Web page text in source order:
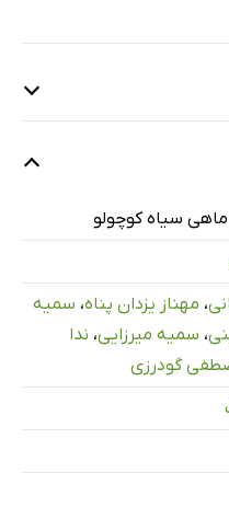
13 دقیقه
سیاه کوچولو
، مهناز یزدان پناه، سمیه
، سمیه میرزایی، ندا
گودرزی